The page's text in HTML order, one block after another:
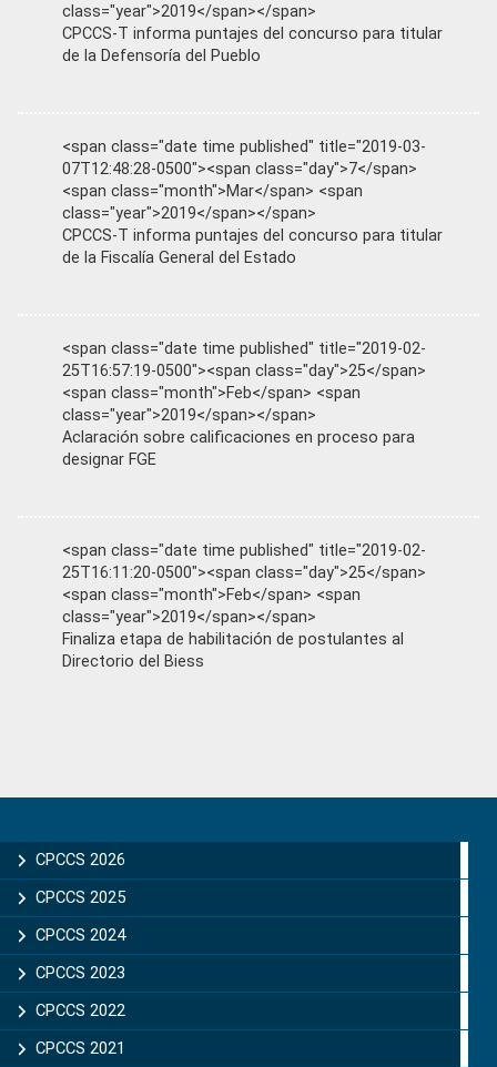
class="year">2019</span></span>
CPCCS-T informa puntajes del concurso para titular
de la Defensoría del Pueblo
<span class="date time published" title="2019-03-
07T12:48:28-0500"><span class="day">7</span>
<span class="month">Mar</span> <span
class="year">2019</span></span>
CPCCS-T informa puntajes del concurso para titular
de la Fiscalía General del Estado
<span class="date time published" title="2019-02-
25T16:57:19-0500"><span class="day">25</span>
<span class="month">Feb</span> <span
class="year">2019</span></span>
Aclaración sobre calificaciones en proceso para
designar FGE
<span class="date time published" title="2019-02-
25T16:11:20-0500"><span class="day">25</span>
<span class="month">Feb</span> <span
class="year">2019</span></span>
Finaliza etapa de habilitación de postulantes al
Directorio del Biess
Sidebar
CPCCS 2026
CPCCS 2025
CPCCS 2024
CPCCS 2023
CPCCS 2022
CPCCS 2021